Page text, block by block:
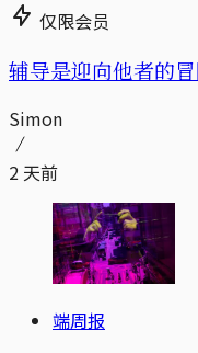
仅限会员
辅导是迎向他者的
Simon
2 天前
端周报